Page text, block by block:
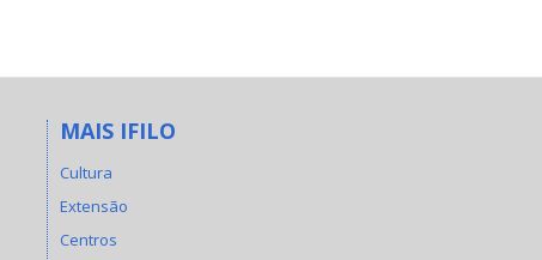
MAIS IFILO
Cultura
Extensão
Centros